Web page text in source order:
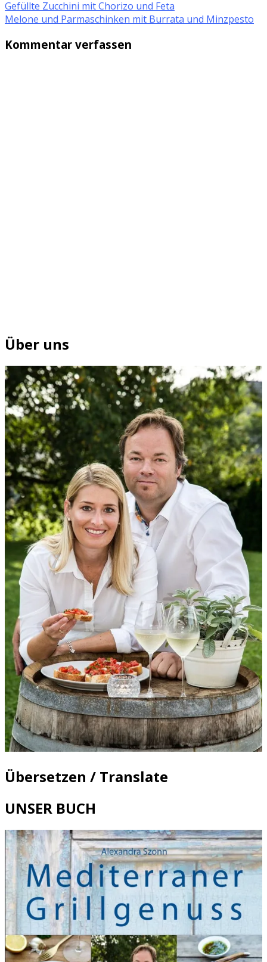
Gefüllte Zucchini mit Chorizo und Feta
Melone und Parmaschinken mit Burrata und Minzpesto
Kommentar verfassen
Über uns
Übersetzen / Translate
UNSER BUCH